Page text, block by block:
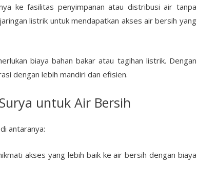
ke fasilitas penyimpanan atau distribusi air tanpa
listrik untuk mendapatkan akses air bersih yang
biaya bahan bakar atau tagihan listrik. Dengan
dengan lebih mandiri dan efisien.
untuk Air Bersih
antaranya:
akses yang lebih baik ke air bersih dengan biaya